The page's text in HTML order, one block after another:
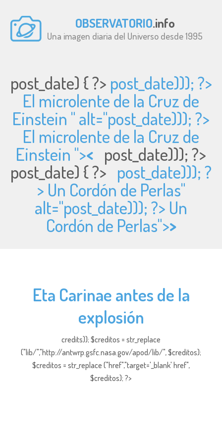
OBSERVATORIO.info
Una imagen diaria del Universo desde 1995
post_date) { ?> post_date))); ?>
El microlente de la Cruz de
Einstein " alt="post_date))); ?>
El microlente de la Cruz de
Einstein ">< post_date))); ?>
post_date) { ?> post_date))); ?
> Un Cordón de Perlas"
alt="post_date))); ?> Un
Cordón de Perlas">>
Eta Carinae antes de la
explosión
credits)); $creditos = str_replace
("lib/","http://antwrp.gsfc.nasa.gov/apod/lib/", $creditos);
$creditos = str_replace ("href","target='_blank' href",
$creditos); ?>